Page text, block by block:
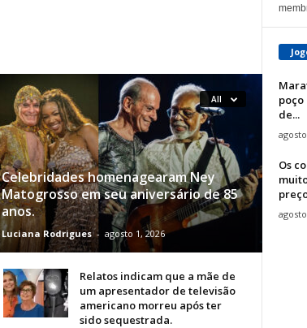
All
Celebridades homenagearam Ney
Matogrosso em seu aniversário de 85
anos.
Luciana Rodrigues - agosto 1, 2026
Relatos indicam que a mãe de
um apresentador de televisão
americano morreu após ter
sido sequestrada.
poço
de...
Os